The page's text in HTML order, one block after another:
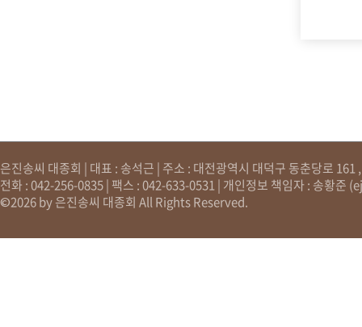
은진송씨 대종회 | 대표 : 송석근 | 주소 : 대전광역시 대덕구 동춘당로
전화 : 042-256-0835 | 팩스 : 042-633-0531 | 개인정보 책임자 : 송황준 (
©2026 by 은진송씨 대종회 All Rights Reserved.